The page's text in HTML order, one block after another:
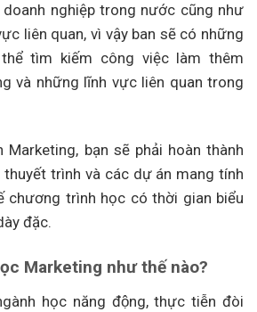
nghiệp trong nước cũng như
liên quan, vì vậy ban sẽ có những
tìm kiếm công việc làm thêm
và những lĩnh vực liên quan trong
Marketing, bạn sẽ phải hoàn thành
thuyết trình và các dự án mang tính
chương trình học có thời gian biểu
đặc.
Marketing như thế nào?
học năng động, thực tiễn đòi